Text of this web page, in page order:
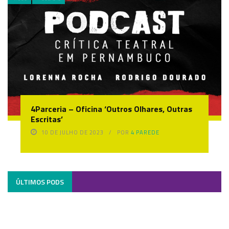
4Parceria – Oficina ‘Outros Olhares, Outras
Escritas’
10 DE JULHO DE 2023 POR4 PAREDE
ÚLTIMOS PODS